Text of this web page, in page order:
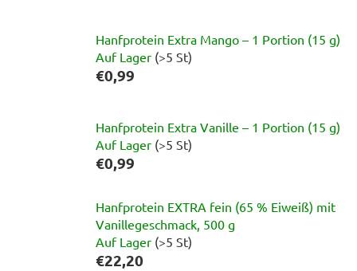
Hanfprotein Extra Mango – 1 Portion (15 g)
Auf Lager (>5 St)
€0,99
Hanfprotein Extra Vanille – 1 Portion (15 g)
Auf Lager (>5 St)
€0,99
Hanfprotein EXTRA fein (65 % Eiweiß) mit
Vanillegeschmack, 500 g
Auf Lager (>5 St)
€22,20